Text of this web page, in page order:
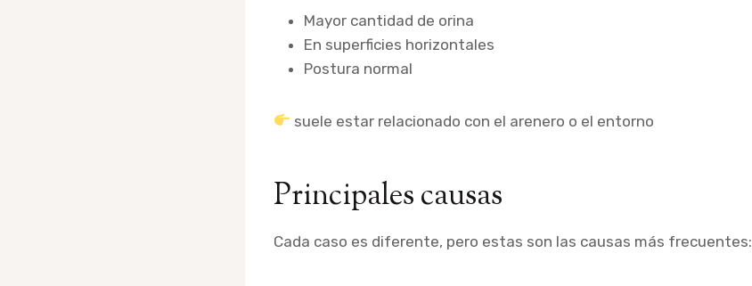
Mayor cantidad de orina
En superficies horizontales
Postura normal
suele estar relacionado con el arenero o el entorno
Principales causas
Cada caso es diferente, pero estas son las causas más frecuentes: